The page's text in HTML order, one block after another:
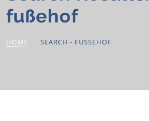
fußehof
HOME SEARCH - FUSSEHOF